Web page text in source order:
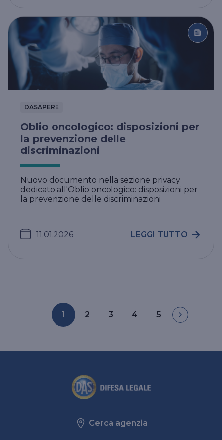
DASAPERE
Oblio oncologico: disposizioni per
la prevenzione delle
discriminazioni
Nuovo documento nella sezione privacy
dedicato all'Oblio oncologico: disposizioni per
la prevenzione delle discriminazioni
11.01.2026 LEGGI TUTTO
1 2 3 4 5
Cerca agenzia